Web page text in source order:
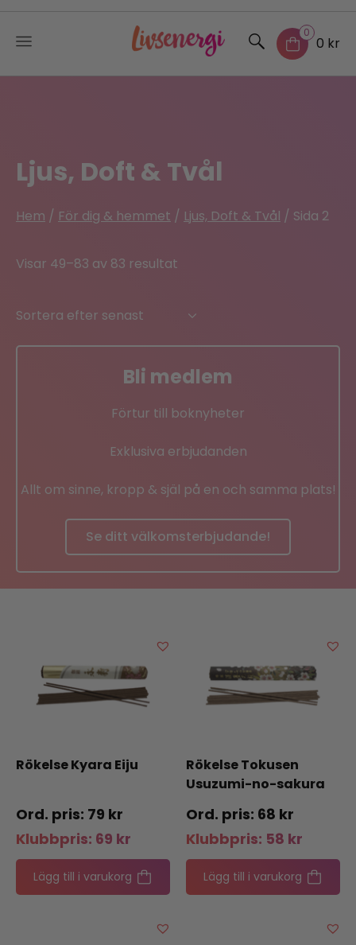
0
0 kr
Ljus, Doft & Tvål
Hem / För dig & hemmet / Ljus, Doft & Tvål / Sida 2
Visar 49–83 av 83 resultat
Bli medlem
Förtur till boknyheter
Exklusiva erbjudanden
Allt om sinne, kropp & själ på en och samma plats!
Se ditt välkomsterbjudande!
Rökelse Kyara Eiju
79 kr
Klubbpris: 69 kr
Lägg till i varukorg
Rökelse Tokusen
Usuzumi-no-sakura
68 kr
Klubbpris: 58 kr
Lägg till i varukorg